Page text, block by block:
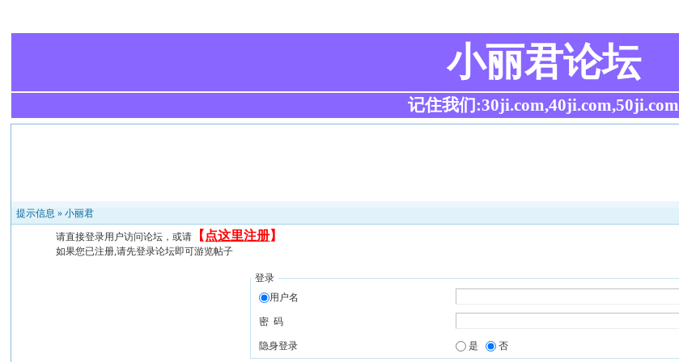
小丽君论坛
记住我们:30ji.com,40ji.com,50ji.com
提示信息 »小丽君
请直接登录用户访问论坛，或请 【 点这里注册】
如果您已注册,请先登录论坛即可游览帖子
登录
用户名
密 码
隐身登录 是 否